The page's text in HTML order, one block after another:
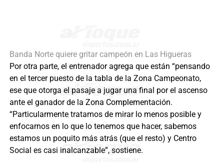
Banda Norte quiere gritar campeón en Las Higueras
Por otra parte, el entrenador agrega que están “pensando
en el tercer puesto de la tabla de la Zona Campeonato,
ese que otorga el pasaje a jugar una final por el ascenso
ante el ganador de la Zona Complementación.
“Particularmente tratamos de mirar lo menos posible y
enfocarnos en lo que lo tenemos que hacer, sabemos
estamos un poquito más atrás (que el resto) y Centro
Social es casi inalcanzable”, sostiene.